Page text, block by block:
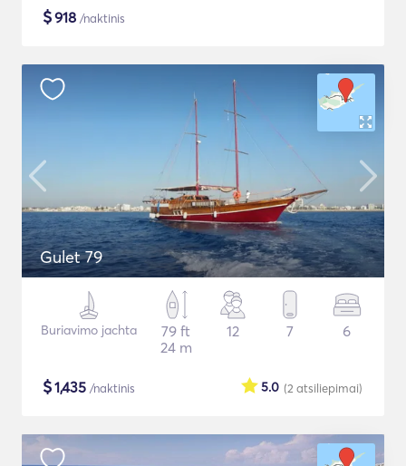
$918 /naktinis
Gulet 79
Buriavimo jachta
79 ft
24 m
12 7 6
$1,435 /naktinis (2 atsiliepimai)
5.0